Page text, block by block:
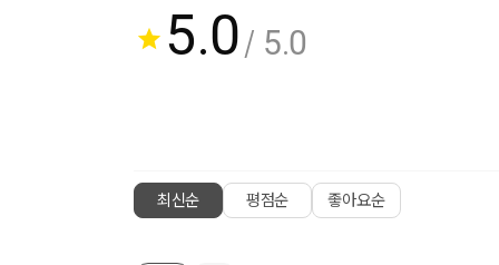
5.0/ 5.0
최신순 평점순 좋아요순